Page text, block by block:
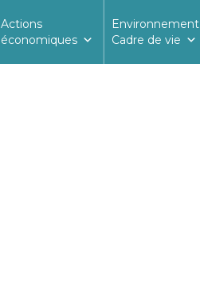
Actions
économiques
Environnement
Cadre de vie